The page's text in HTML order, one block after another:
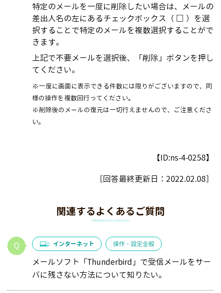
特定のメールを一度に削除したい場合は、メールの
差出人名の左にあるチェックボックス（ □ ）を選
択することで特定のメールを複数選択することがで
きます。
上記で不要メールを選択後、「削除」ボタンを押し
てください。
※一度に画面に表示できる件数には限りがございますので、同
様の操作を複数回行ってください。
※削除後のメールの復元は一切行えませんので、ご注意くださ
い。
【ID:ns-4-0258】
［回答最終更新日： 2022.02.08］
関連するよくあるご質問
インターネット 操作・設定全般
メールソフト「Thunderbird」で受信メールをサー
バに残さない方法について知りたい。